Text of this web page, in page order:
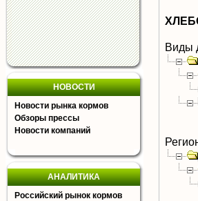
НОВОСТИ
Новости рынка кормов
Обзоры прессы
Новости компаний
АНАЛИТИКА
Российский рынок кормов
Виды